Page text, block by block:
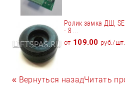
Ролик замка ДШ,
- 8 ...
от 109.00 руб./шт.
« Вернуться назадЧитать